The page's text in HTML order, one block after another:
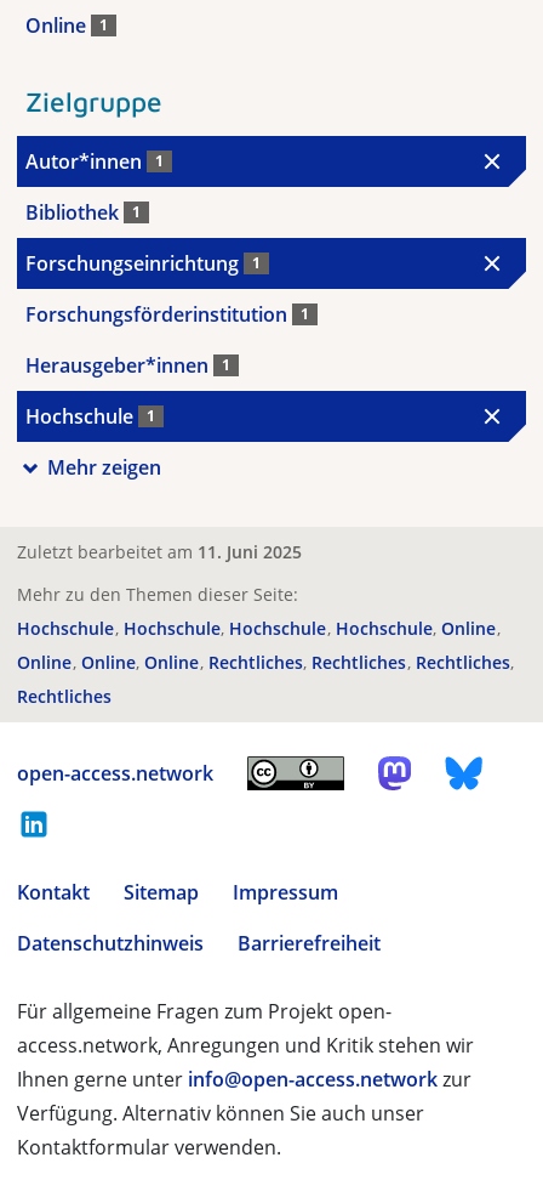
Online 1
Zielgruppe
Autor*innen 1
Bibliothek 1
Forschungseinrichtung 1
Forschungsförderinstitution 1
Herausgeber*innen 1
Hochschule 1
Mehr zeigen
Zuletzt bearbeitet am 11. Juni 2025
Mehr zu den Themen dieser Seite:
Hochschule Hochschule Hochschule Hochschule Online
Online Online Online Rechtliches Rechtliches Rechtliches
Rechtliches
open-access.network
Kontakt Sitemap
Impressum
Datenschutzhinweis
Barrierefreiheit
Für allgemeine Fragen zum Projekt open-
access.network, Anregungen und Kritik stehen wir
Ihnen gerne unter info@open-access.networkzur
Verfügung. Alternativ können Sie auch unser
Kontaktformular verwenden.